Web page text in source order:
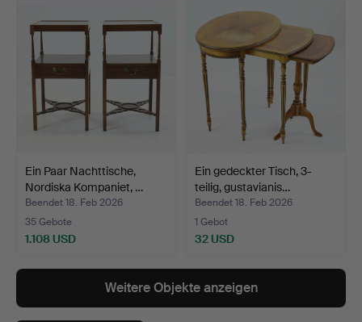
Ein Paar Nachttische,
Nordiska Kompaniet, …
Beendet 18. Feb 2026
35 Gebote
1.108 USD
Ein gedeckter Tisch, 3-
teilig, gustavianis…
Beendet 18. Feb 2026
1 Gebot
32 USD
Weitere Objekte anzeigen